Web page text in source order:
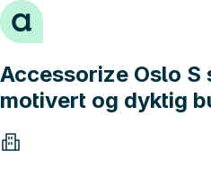
Hopp til innhold
Accessorize Oslo S
motivert og dyktig